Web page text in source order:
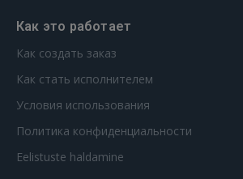
Как это работает
Как создать заказ
Как стать исполнителем
Условия использования
Политика конфиденциальности
Eelistuste haldamine